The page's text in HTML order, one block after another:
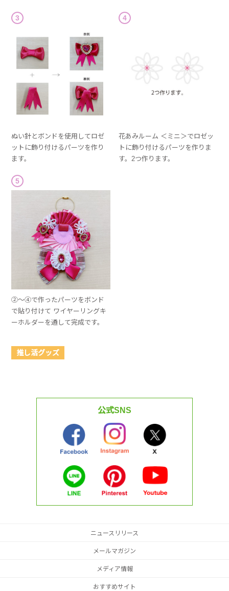
3
ぬい針とボンドを使用してロゼ
ットに飾り付けるパーツを作り
ます。
4
花あみルーム ＜ミニ＞でロゼッ
トに飾り付けるパーツを作りま
す。2つ作ります。
5
②～④で作ったパーツをボンド
で貼り付けて ワイヤーリングキ
ーホルダーを通して完成です。
推し活グッズ
公式SNS
ニュースリリース
メールマガジン
メディア情報
おすすめサイト